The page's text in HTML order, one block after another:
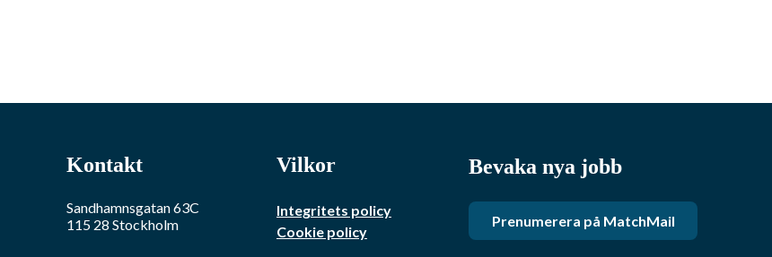
Kontakt
Sandhamnsgatan 63C
115 28 Stockholm
Vilkor
Integritets policy
Cookie policy
Bevaka nya jobb
Prenumerera på MatchMail